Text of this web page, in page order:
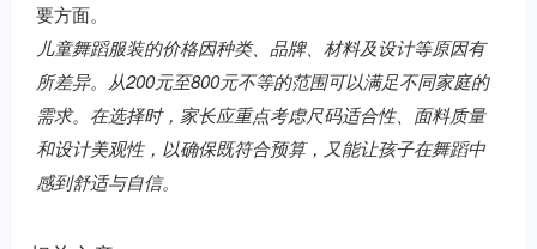
要方面。
儿童舞蹈服装的价格因种类、品牌、材料及设计等原因有
所差异。从200元至800元不等的范围可以满足不同家庭的
需求。在选择时，家长应重点考虑尺码适合性、面料质量
和设计美观性，以确保既符合预算，又能让孩子在舞蹈中
感到舒适与自信。